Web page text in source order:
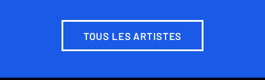
TOUS LES ARTISTES